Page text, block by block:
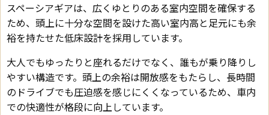
スペーシアギアは、広くゆとりのある室内空間を確保する
ため、頭上に十分な空間を設けた高い室内高と足元にも余
裕を持たせた低床設計を採用しています。
大人でもゆったりと座れるだけでなく、誰もが乗り降りし
やすい構造です。頭上の余裕は開放感をもたらし、長時間
のドライブでも圧迫感を感じにくくなっているため、車内
での快適性が格段に向上しています。